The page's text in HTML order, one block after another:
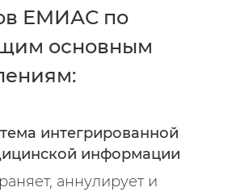
ЕМИАС по
основным
интегрированной
информации
аннулирует и